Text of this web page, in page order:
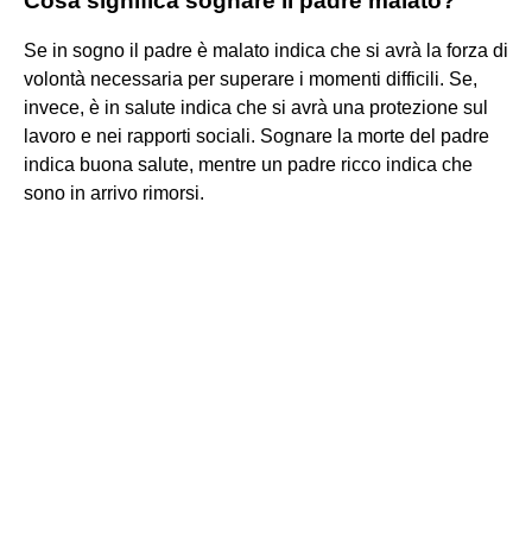
Se in sogno il padre è malato indica che si avrà la forza di
volontà necessaria per superare i momenti difficili. Se,
invece, è in salute indica che si avrà una protezione sul
lavoro e nei rapporti sociali. Sognare la morte del padre
indica buona salute, mentre un padre ricco indica che
sono in arrivo rimorsi.